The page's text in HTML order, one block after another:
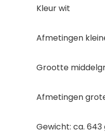
Kleur wit
Afmetingen
Grootte
Afmetingen
Gewicht: ca. 643